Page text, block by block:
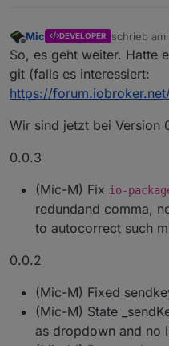
Mic DEVELOPER schrieb am
zuletzt
So, es geht weiter. Hatte
git (falls es interessiert:
https://
Wir sind jetzt bei Version
0.0.3
(Mic-M) Fix io-
redundand comma,
to autocorrect such
0.0.2
(Mic-M) Fixed
(Mic-M) State
as dropdown and no